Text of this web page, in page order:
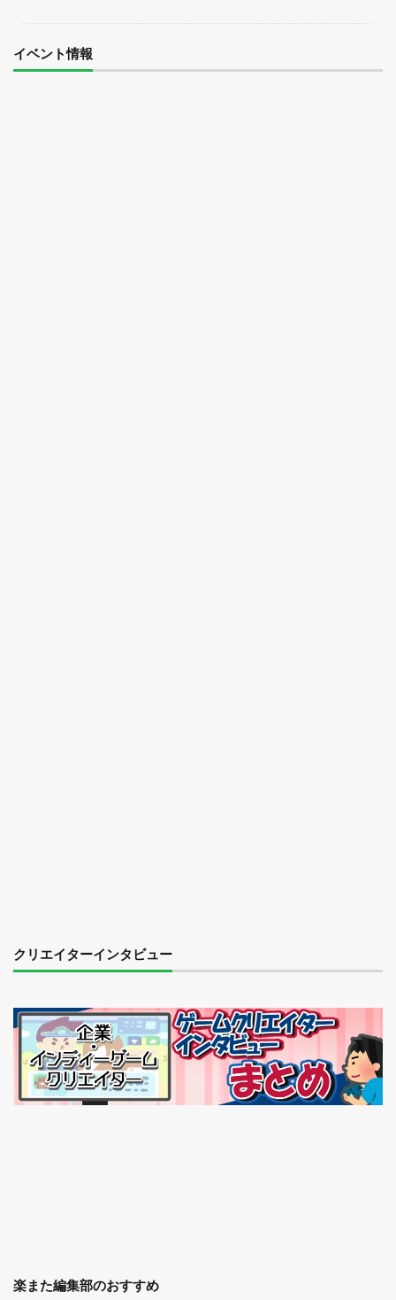
イベント情報
クリエイターインタビュー
楽また編集部のおすすめ